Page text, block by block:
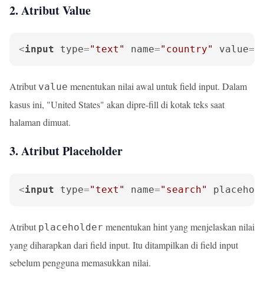
2. Atribut Value
<input type="text" name="country" value=
Atribut value menentukan nilai awal untuk field input. Dalam
kasus ini, "United States" akan dipre-fill di kotak teks saat
halaman dimuat.
3. Atribut Placeholder
<input type="text" name="search"
Atribut placeholder menentukan hint yang menjelaskan nilai
yang diharapkan dari field input. Itu ditampilkan di field input
sebelum pengguna memasukkan nilai.